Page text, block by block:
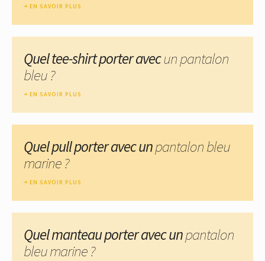
EN SAVOIR PLUS
Quel tee-shirt porter avecun pantalon
bleu ?
EN SAVOIR PLUS
Quel pull porter avec unpantalon bleu
marine ?
EN SAVOIR PLUS
Quel manteau porter avec unpantalon
bleu marine ?